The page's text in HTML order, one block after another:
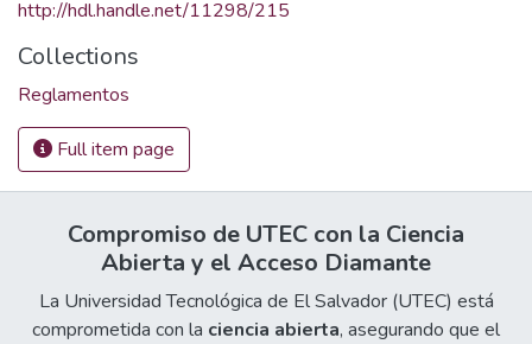
http://hdl.handle.net/11298/215
Collections
Reglamentos
Full item page
Compromiso de UTEC con la Ciencia
Abierta y el Acceso Diamante
La Universidad Tecnológica de El Salvador (UTEC) está
comprometida con la ciencia abierta, asegurando que el